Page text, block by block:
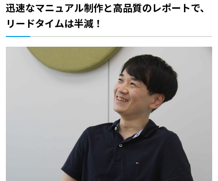
迅速なマニュアル制作と高品質のレポートで、
リードタイムは半減！